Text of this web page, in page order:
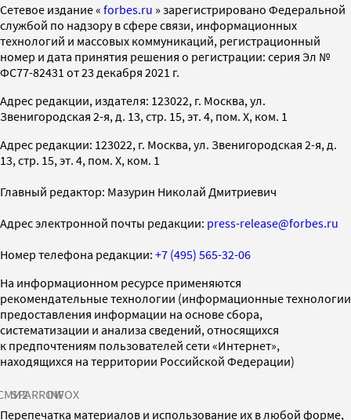
Cетевое издание « forbes.ru » зарегистрировано Федеральной
службой по надзору в сфере связи, информационных
технологий и массовых коммуникаций, регистрационный
номер и дата принятия решения о регистрации: серия Эл №
ФС77-82431 от 23 декабря 2021 г.
Адрес редакции, издателя: 123022, г. Москва, ул.
Звенигородская 2-я, д. 13, стр. 15, эт. 4, пом. X, ком. 1
Адрес редакции: 123022, г. Москва, ул. Звенигородская 2-я, д.
13, стр. 15, эт. 4, пом. X, ком. 1
Главный редактор: Мазурин Николай Дмитриевич
Адрес электронной почты редакции: press-release@forbes.ru
Номер телефона редакции: +7 (495) 565-32-06
На информационном ресурсе применяются
рекомендательные технологии (информационные технологии
предоставления информации на основе сбора,
систематизации и анализа сведений, относящихся
к предпочтениям пользователей сети «Интернет»,
находящихся на территории Российской Федерации)
SPARROWINFOX
Перепечатка материалов и использование их в любой форме,